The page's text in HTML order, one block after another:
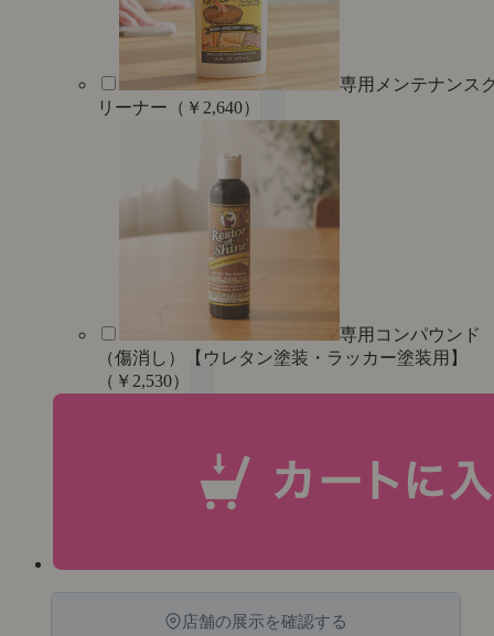
専用メンテナンス
リーナー（￥2,640）
専用コンパウンド
（傷消し）【ウレタン塗装・ラッカー塗装用】
（￥2,530）
店舗の展示を確認する